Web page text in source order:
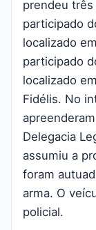
prendeu
participado
localizado
participado
localizado
Fidélis. No
Delegacia
assumiu a
foram
arma. O
policial.